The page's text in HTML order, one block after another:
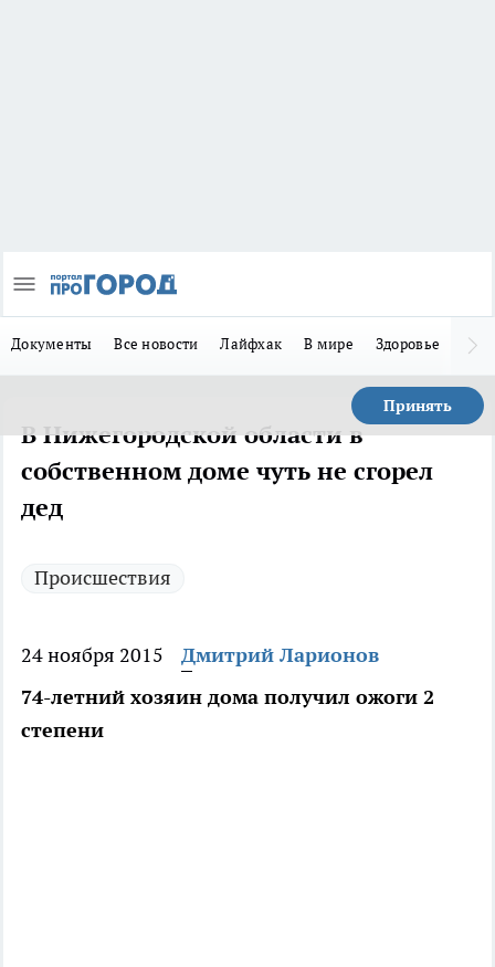
Документы Все новости Лайфхак В мире Здоровье
Принять
В Нижегородской области в
собственном доме чуть не сгорел
дед
Происшествия
24 ноября 2015
Дмитрий Ларионов
74-летний хозяин дома получил ожоги 2
степени